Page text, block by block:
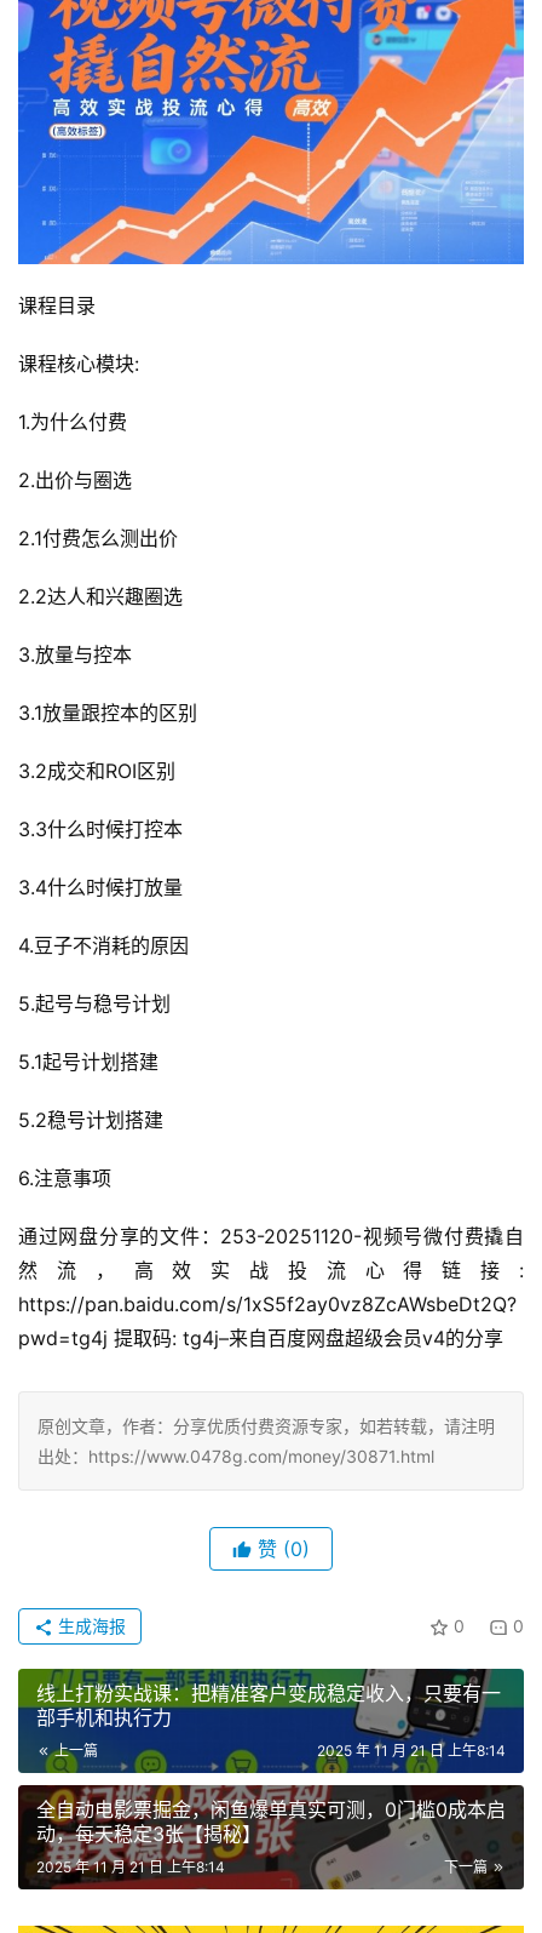
课程目录
课程核心模块:
1.为什么付费
2.出价与圈选
2.1付费怎么测出价
2.2达人和兴趣圈选
3.放量与控本
3.1放量跟控本的区别
3.2成交和ROI区别
3.3什么时候打控本
3.4什么时候打放量
4.豆子不消耗的原因
5.起号与稳号计划
5.1起号计划搭建
5.2稳号计划搭建
6.注意事项
通过网盘分享的文件：253-20251120-视频号微付费撬自
然流，高效实战投流心得链接:
https://pan.baidu.com/s/1xS5f2ay0vz8ZcAWsbeDt2Q?
pwd=tg4j 提取码: tg4j–来自百度网盘超级会员v4的分享
原创文章，作者：分享优质付费资源专家，如若转载，请注明
出处：https://www.0478g.com/money/30871.html
赞 (0)
0 0
生成海报
线上打粉实战课：把精准客户变成稳定收入，只要有一
部手机和执行力
上一篇 2025 年 11 月 21 日 上午8:14
全自动电影票掘金，闲鱼爆单真实可测，0门槛0成本启
动，每天稳定3张【揭秘】
下一篇
2025 年 11 月 21 日 上午8:14